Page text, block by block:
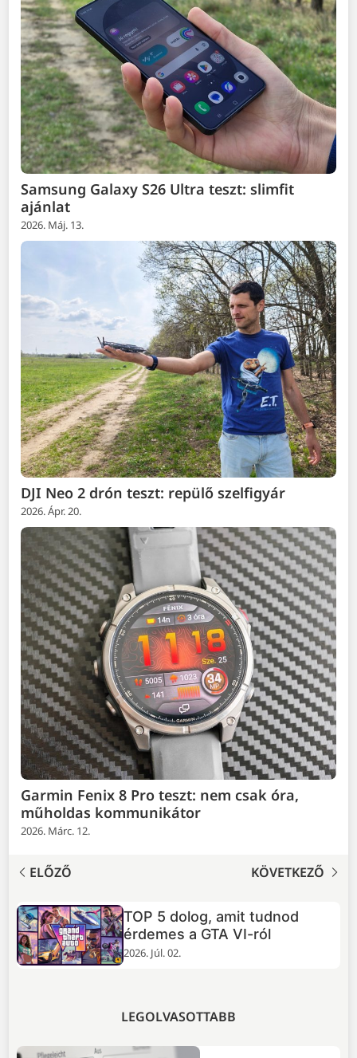
Samsung Galaxy S26 Ultra teszt: slimfit
ajánlat
2026. Máj. 13.
DJI Neo 2 drón teszt: repülő szelfigyár
2026. Ápr. 20.
Garmin Fenix 8 Pro teszt: nem csak óra,
műholdas kommunikátor
2026. Márc. 12.
ELŐZŐ KÖVETKEZŐ
TOP 5 dolog, amit tudnod
érdemes a GTA VI-ról
2026. Júl. 02.
LEGOLVASOTTABB